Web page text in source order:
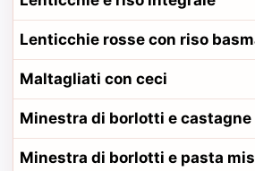
Lenticchie rosse con riso
Maltagliati con ceci
Minestra di borlotti e castagne
Minestra di borlotti e pasta